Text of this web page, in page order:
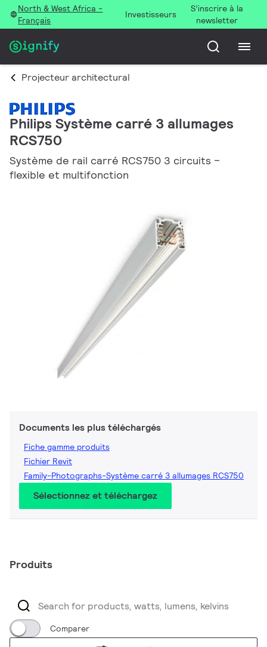
North & West Africa -
Français
Investisseurs
S’inscrire à la
newsletter
Projecteur architectural
Philips Système carré 3 allumages
RCS750
Système de rail carré RCS750 3 circuits –
flexible et multifonction
Documents les plus téléchargés
Fiche gamme produits
Fichier Revit
Family-Photographs-Système carré 3 allumages RCS750
Sélectionnez et téléchargez
Produits
Comparer